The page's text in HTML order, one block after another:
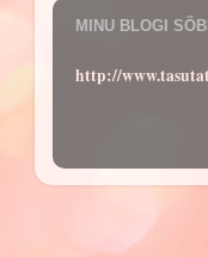
MINU BLOGI
http://